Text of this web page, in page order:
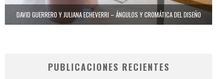
DAVID GUERRERO Y JULIANA ECHEVERRI – ÁNGULOS Y CROMÁTICA DEL DISEÑO
PUBLICACIONES RECIENTES